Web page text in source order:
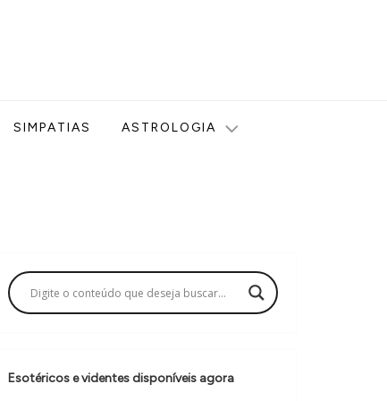
SIMPATIAS ASTROLOGIA
Esotéricos e videntes disponíveis agora